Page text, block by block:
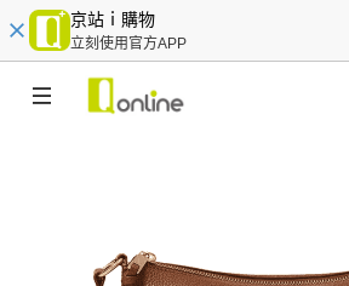
京站ｉ購物
立刻使用官方APP